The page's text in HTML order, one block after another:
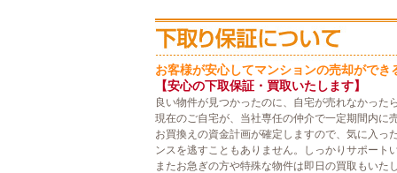
お客様が安心してマンションの売却がで
【安心の下取保証・買取いたします】
良い物件が見つかったのに、自宅が売れなかっ
現在のご自宅が、当社専任の仲介で一定期間内に
お買換えの資金計画が確定しますので、気に入
ンスを逃すこともありません。しっかりサポート
またお急ぎの方や特殊な物件は即日の買取もいた